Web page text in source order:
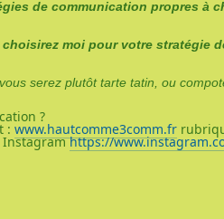
de communication propres à
choisirez moi pour votre stratégie
vous serez plutôt tarte tatin, ou
?
: www.hautcomme3comm.fr
Instagram https://